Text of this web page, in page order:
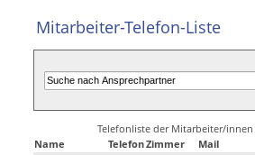
Mitarbeiter-Telefon-Liste
Telefonliste der Mitarbeiter/
Name
TelefonZimmer
Mail